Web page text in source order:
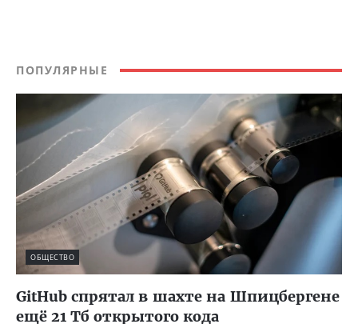
ПОПУЛЯРНЫЕ
ОБЩЕСТВО
GitHub спрятал в шахте на Шпицбергене
ещё 21 Тб открытого кода